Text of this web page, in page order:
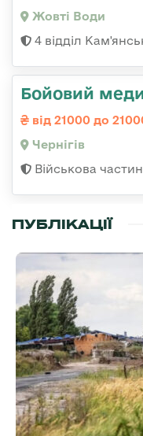
Жовті Води
4 відділ
Бойовий
від 21000 до
Чернігів
Військова
ПУБЛІКАЦІЇ